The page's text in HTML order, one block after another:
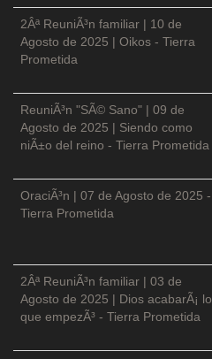
2Âª ReuniÃ³n familiar | 10 de
Agosto de 2025 | Oikos - Tierra
Prometida
ReuniÃ³n "SÃ© Sano" | 09 de
Agosto de 2025 | Siendo como
niÃ±o del reino - Tierra Prometida
OraciÃ³n | 07 de Agosto de 2025 -
Tierra Prometida
2Âª ReuniÃ³n familiar | 03 de
Agosto de 2025 | Dios acabarÃ¡ lo
que empezÃ³ - Tierra Prometida